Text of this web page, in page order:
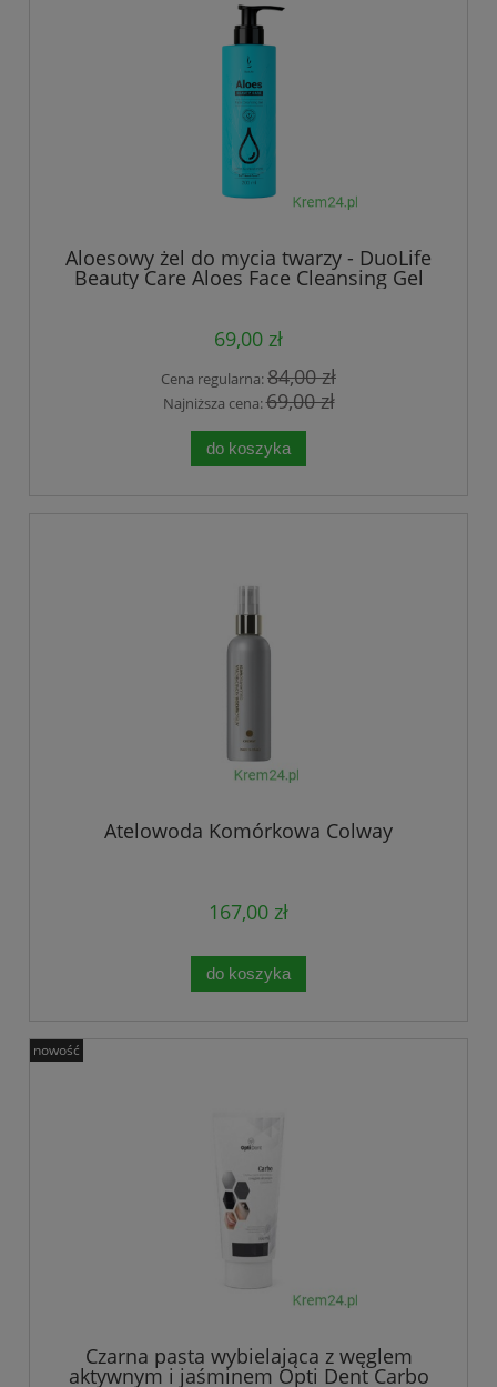
Aloesowy żel do mycia twarzy - DuoLife
Beauty Care Aloes Face Cleansing Gel
69,00 zł
Cena regularna:84,00 zł
Najniższa cena:69,00 zł
do koszyka
Atelowoda Komórkowa Colway
167,00 zł
do koszyka
Czarna pasta wybielająca z węglem
aktywnym i jaśminem Opti Dent Carbo
nowość